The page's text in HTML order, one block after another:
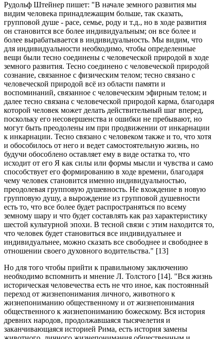
Рудольф Штейнер пишет: "В начале земного развития мы
видим человека принадлежащим больше, так сказать,
групповой душе - расе, семье, роду и т.д., но в ходе развития
он становится все более индивидуальным; он все более и
более вырабатывается в индивидуальность. Мы видим, что
для индивидуальности необходимо, чтобы определенные
вещи были тесно соединены с человеческой природой в ходе
земного развития. Тесно соединено с человеческой природой
сознание, связанное с физическим телом; тесно связано с
человеческой природой всё из области памяти и
воспоминаний, связанное с человеческим эфирным телом; и
далее тесно связана с человеческой природой карма, благодаря
которой человек может делать действительный шаг вперед,
поскольку его несовершенства и ошибки не пребывают, но
могут быть преодолены им при продвижении от инкарнации
к инкарнации. Тесно связано с человеком также и то, что хотя
и обособилось от него и ведет самостоятельную жизнь, но
будучи обособлено оставляет ему в виде остатка то, что
исходит от его Я как силы или формы мысли и чувства и само
способствует его формированию в ходе времени, благодаря
чему человек становится именно индивидуальностью,
преодолевая групповую душевность. Не вхождение в новую
групповую душу, а вырождение из групповой душевности
есть то, что все более будет распространяться по всему
земному шару и что будет составлять как раз характеристику
шестой культурной эпохи. В тесной связи с этим находится то,
что человек будет становиться все индивидуалънее и
индивидуалънее, можно сказать все свободнее и свободнее в
отношении своего духовного водительства." [13]
Но для того чтобы прийти к правильному заключению
необходимо вспомнить и мнение Л. Толстого [14]. "Вся жизнь
историческая человечества есть не что иное, как постоянный
переход от жизнепонимания личного, животного к
жизнепониманию общественному и от жизнепонимания
общественного к жизнепониманию божескому. Вся история
древних народов, продолжавшаяся тысячелетия и
заканчивающаяся историей Рима, есть история замены